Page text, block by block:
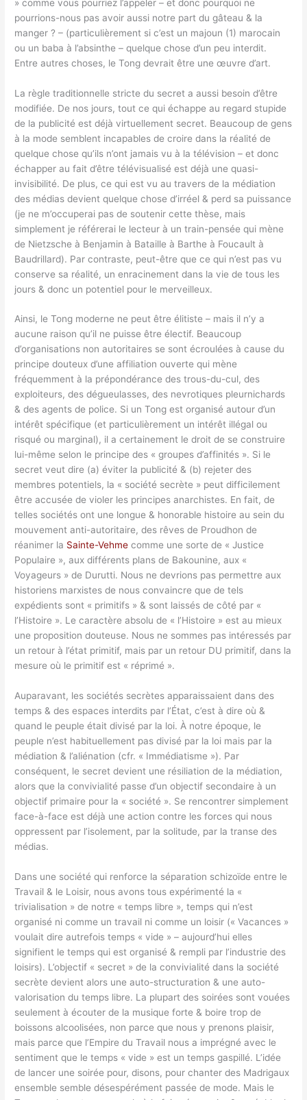
» comme vous pourriez l’appeler – et donc pourquoi ne
pourrions-nous pas avoir aussi notre part du gâteau & la
manger ? – (particulièrement si c’est un majoun (1) marocain
ou un baba à l’absinthe – quelque chose d’un peu interdit.
Entre autres choses, le Tong devrait être une œuvre d’art.
La règle traditionnelle stricte du secret a aussi besoin d’être
modifiée. De nos jours, tout ce qui échappe au regard stupide
de la publicité est déjà virtuellement secret. Beaucoup de gens
à la mode semblent incapables de croire dans la réalité de
quelque chose qu’ils n’ont jamais vu à la télévision – et donc
échapper au fait d’être télévisualisé est déjà une quasi-
invisibilité. De plus, ce qui est vu au travers de la médiation
des médias devient quelque chose d’irréel & perd sa puissance
(je ne m’occuperai pas de soutenir cette thèse, mais
simplement je référerai le lecteur à un train-pensée qui mène
de Nietzsche à Benjamin à Bataille à Barthe à Foucault à
Baudrillard). Par contraste, peut-être que ce qui n’est pas vu
conserve sa réalité, un enracinement dans la vie de tous les
jours & donc un potentiel pour le merveilleux.
Ainsi, le Tong moderne ne peut être élitiste – mais il n’y a
aucune raison qu’il ne puisse être électif. Beaucoup
d’organisations non autoritaires se sont écroulées à cause du
principe douteux d’une affiliation ouverte qui mène
fréquemment à la prépondérance des trous-du-cul, des
exploiteurs, des dégueulasses, des nevrotiques pleurnichards
& des agents de police. Si un Tong est organisé autour d’un
intérêt spécifique (et particulièrement un intérêt illégal ou
risqué ou marginal), il a certainement le droit de se construire
lui-même selon le principe des « groupes d’affinités ». Si le
secret veut dire (a) éviter la publicité & (b) rejeter des
membres potentiels, la « société secrète » peut difficilement
être accusée de violer les principes anarchistes. En fait, de
telles sociétés ont une longue & honorable histoire au sein du
mouvement anti-autoritaire, des rêves de Proudhon de
réanimer la Sainte-Vehme comme une sorte de « Justice
Populaire », aux différents plans de Bakounine, aux «
Voyageurs » de Durutti. Nous ne devrions pas permettre aux
historiens marxistes de nous convaincre que de tels
expédients sont « primitifs » & sont laissés de côté par «
l’Histoire ». Le caractère absolu de « l’Histoire » est au mieux
une proposition douteuse. Nous ne sommes pas intéressés par
un retour à l’état primitif, mais par un retour DU primitif, dans la
mesure où le primitif est « réprimé ».
Auparavant, les sociétés secrètes apparaissaient dans des
temps & des espaces interdits par l’État, c’est à dire où &
quand le peuple était divisé par la loi. À notre époque, le
peuple n’est habituellement pas divisé par la loi mais par la
médiation & l’aliénation (cfr. « Immédiatisme »). Par
conséquent, le secret devient une résiliation de la médiation,
alors que la convivialité passe d’un objectif secondaire à un
objectif primaire pour la « société ». Se rencontrer simplement
face-à-face est déjà une action contre les forces qui nous
oppressent par l’isolement, par la solitude, par la transe des
médias.
Dans une société qui renforce la séparation schizoïde entre le
Travail & le Loisir, nous avons tous expérimenté la «
trivialisation » de notre « temps libre », temps qui n’est
organisé ni comme un travail ni comme un loisir (« Vacances »
voulait dire autrefois temps « vide » – aujourd’hui elles
signifient le temps qui est organisé & rempli par l’industrie des
loisirs). L’objectif « secret » de la convivialité dans la société
secrète devient alors une auto-structuration & une auto-
valorisation du temps libre. La plupart des soirées sont vouées
seulement à écouter de la musique forte & boire trop de
boissons alcoolisées, non parce que nous y prenons plaisir,
mais parce que l’Empire du Travail nous a imprégné avec le
sentiment que le temps « vide » est un temps gaspillé. L’idée
de lancer une soirée pour, disons, pour chanter des Madrigaux
ensemble semble désespérément passée de mode. Mais le